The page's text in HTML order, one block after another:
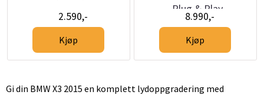
2.590,-
Kjøp
Plug & Play
oppgradering
8.990,-
Kjøp
Gi din BMW X3 2015 en komplett lydoppgradering med